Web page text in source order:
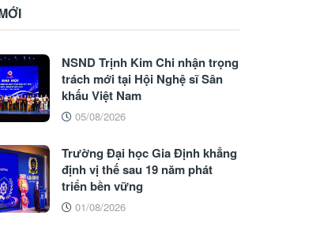
NSND Trịnh Kim Chi nhận trọng
trách mới tại Hội Nghệ sĩ Sân
khấu Việt Nam
05/08/2026
Trường Đại học Gia Định khẳng
định vị thế sau 19 năm phát
triển bền vững
01/08/2026